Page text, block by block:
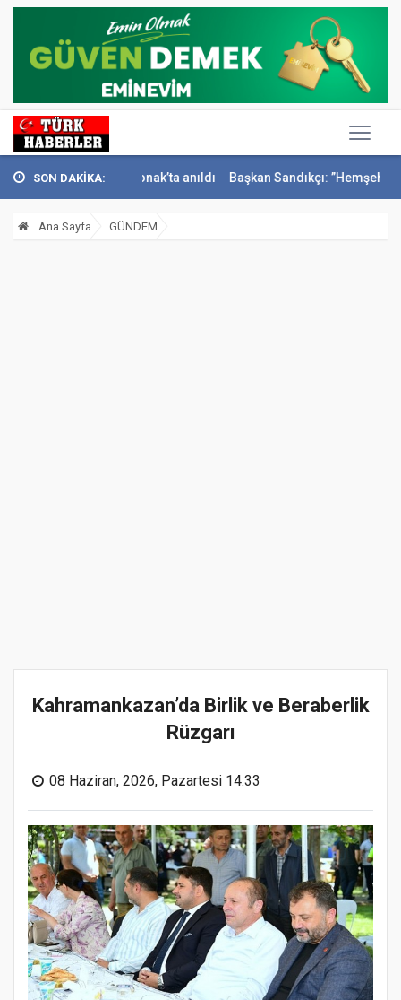
SON DAKİKA:
Sivri Konak’ta anıldı Başkan Sandıkçı: ”Hemşehrilerimizle
Ana Sayfa GÜNDEM
Kahramankazan’da Birlik ve Beraberlik
Rüzgarı
08 Haziran, 2026, Pazartesi 14:33